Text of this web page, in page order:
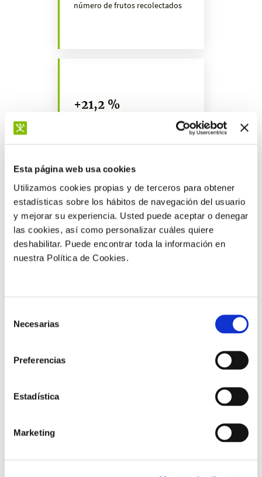
Esta página web usa cookies
Utilizamos cookies propias y de terceros para obtener
estadísticas sobre los hábitos de navegación del usuario
y mejorar su experiencia. Usted puede aceptar o denegar
las cookies, así como personalizar cuáles quiere
deshabilitar. Puede encontrar toda la información en
nuestra Política de Cookies.
Necesarias
Preferencias
Estadística
Marketing
número de frutos recolectados
+21,2 %
Más resultados